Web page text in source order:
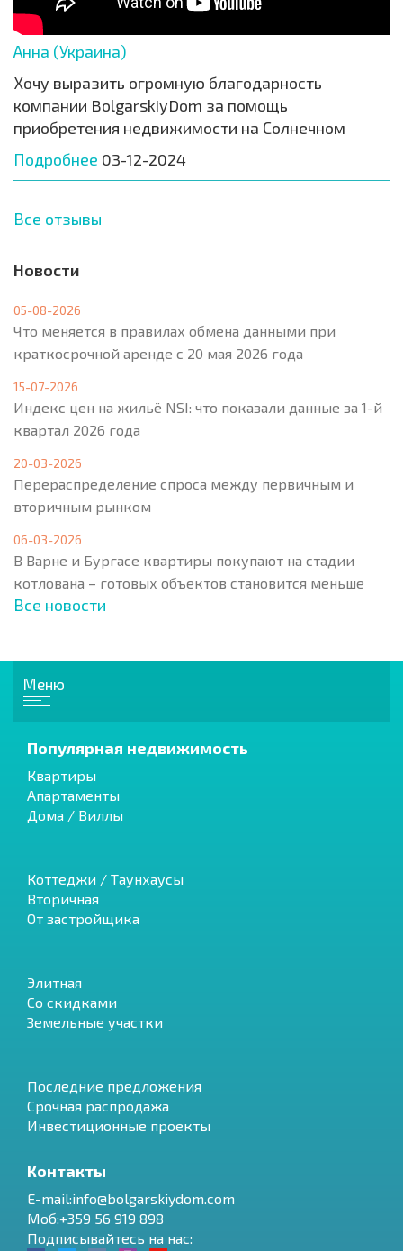
Анна (Украина)
Хочу выразить огромную благодарность
компании BolgarskiyDom за помощь
приобретения недвижимости на Солнечном
Подробнее 03-12-2024
Все отзывы
Новости
05-08-2026
Что меняется в правилах обмена данными при
краткосрочной аренде с 20 мая 2026 года
15-07-2026
Индекс цен на жильё NSI: что показали данные за 1-й
квартал 2026 года
20-03-2026
Перераспределение спроса между первичным и
вторичным рынком
06-03-2026
В Варне и Бургасе квартиры покупают на стадии
котлована – готовых объектов становится меньше
Все новости
Меню
Популярная недвижимость
Квартиры
Апартаменты
Дома / Виллы
Коттеджи / Таунхаусы
Вторичная
От застройщика
Элитная
Со скидками
Земельные участки
Последние предложения
Срочная распродажа
Инвестиционные проекты
Контакты
E-mail:info@bolgarskiydom.com
Моб:+359 56 919 898
Подписывайтесь на нас: